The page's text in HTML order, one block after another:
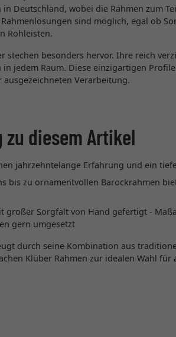
Deutschland, wobei die Rahmen zum
sind möglich, egal ob
Rohleisten.
stechen besonders hervor. Ihre reich
in jedem Raum. Diese einzigartigen
Verarbeitung.
zu diesem Artikel
jahrzehntelange Erfahrung und ein
bis zu ornamentvollen Barockrahmen
großer Sorgfalt von Hand gefertigt -
gern umgesetzt
durch seine Kombination aus
Klüber Rahmen zur idealen Wahl